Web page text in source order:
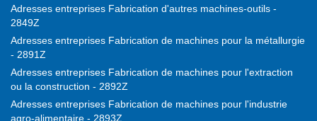
Adresses entreprises Fabrication d'autres machines-outils -
2849Z
Adresses entreprises Fabrication de machines pour la métallurgie
- 2891Z
Adresses entreprises Fabrication de machines pour l'extraction
ou la construction - 2892Z
Adresses entreprises Fabrication de machines pour l'industrie
agro-alimentaire - 2893Z